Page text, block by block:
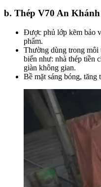
b. Thép V70 An
Được phủ lớp kẽm bảo
phẩm.
Thường dùng trong môi
biển như: nhà thép tiền
giàn không gian.
Bề mặt sáng bóng,